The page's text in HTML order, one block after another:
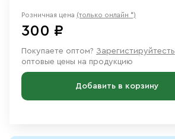
Розничная цена (только онлайн *)
300 ₽
Покупаете оптом? Зарегистируйтесть
оптовые цены на продукцию
Добавить в корзину